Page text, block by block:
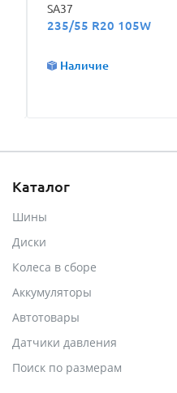
SA37
235/55 R20 105W
Наличие
Каталог
Шины
Диски
Колеса в сборе
Аккумуляторы
Автотовары
Датчики давления
Поиск по размерам